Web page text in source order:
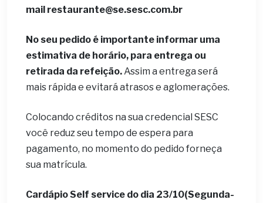
mail restaurante@se.sesc.com.br
No seu pedido é importante informar uma
estimativa de horário, para entrega ou
retirada da refeição.Assim a entrega será
mais rápida e evitará atrasos e aglomerações.
Colocando créditos na sua credencial SESC
você reduz seu tempo de espera para
pagamento, no momento do pedido forneça
sua matrícula.
Cardápio Self service do dia 23/10(Segunda-